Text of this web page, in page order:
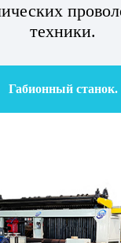
техники.
Габионный станок.